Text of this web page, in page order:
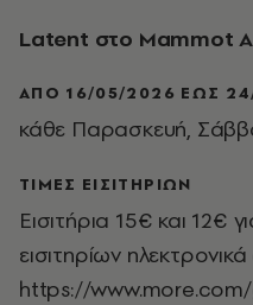
Latent στο Mammot
ΑΠΌ 16/05/2026 ΈΩΣ
κάθε Παρασκευή,
ΤΙΜΕΣ ΕΙΣΙΤΗΡΙΩΝ
Εισιτήρια 15€ και
εισιτηρίων
https://